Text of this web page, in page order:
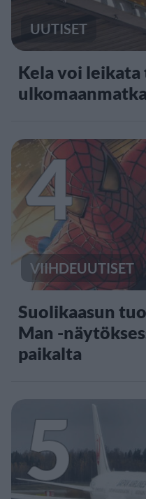
UUTISET
Kela voi leikata
4
VIIHDEUUTISET
Suolikaasun
Man -
paikalta
5